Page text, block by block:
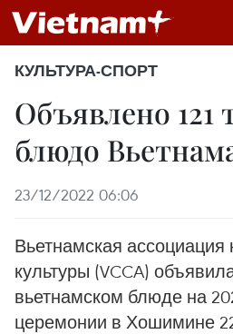
КУЛЬТУРА-СПОРТ
Объявлено 121
блюдо
23/12/2022 06:06
Вьетнамская ассоциация
культуры (VCCA)
вьетнамском блюде на
церемонии в Хошимине